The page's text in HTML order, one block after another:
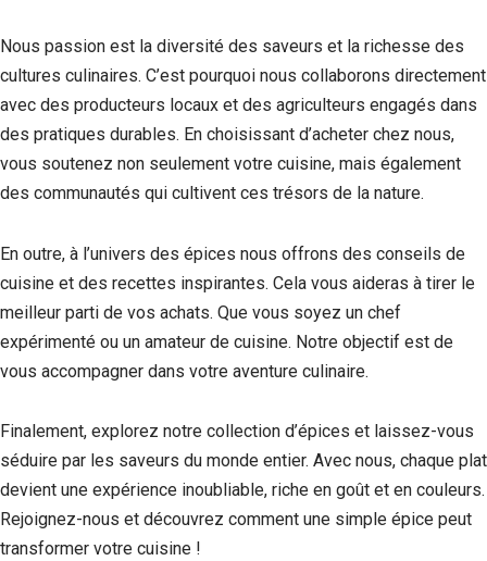
Nous passion est la diversité des saveurs et la richesse des
cultures culinaires. C’est pourquoi nous collaborons directement
avec des producteurs locaux et des agriculteurs engagés dans
des pratiques durables. En choisissant d’acheter chez nous,
vous soutenez non seulement votre cuisine, mais également
des communautés qui cultivent ces trésors de la nature.
En outre, à l’univers des épices nous offrons des conseils de
cuisine et des recettes inspirantes. Cela vous aideras à tirer le
meilleur parti de vos achats. Que vous soyez un chef
expérimenté ou un amateur de cuisine. Notre objectif est de
vous accompagner dans votre aventure culinaire.
Finalement, explorez notre collection d’épices et laissez-vous
séduire par les saveurs du monde entier. Avec nous, chaque plat
devient une expérience inoubliable, riche en goût et en couleurs.
Rejoignez-nous et découvrez comment une simple épice peut
transformer votre cuisine !